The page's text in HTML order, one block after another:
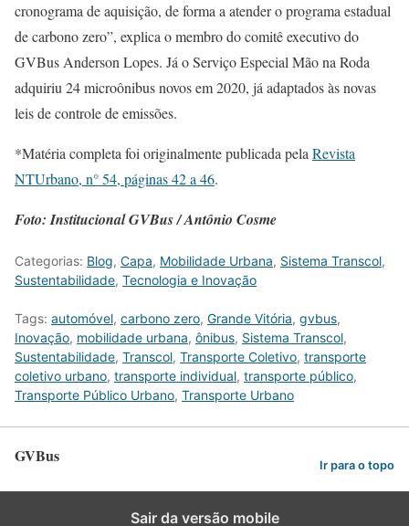
cronograma de aquisição, de forma a atender o programa estadual
de carbono zero”, explica o membro do comitê executivo do
GVBus Anderson Lopes. Já o Serviço Especial Mão na Roda
adquiriu 24 microônibus novos em 2020, já adaptados às novas
leis de controle de emissões.
*Matéria completa foi originalmente publicada pela Revista
NTUrbano, n° 54, páginas 42 a 46.
Foto: Institucional GVBus / Antônio Cosme
Categorias: Blog, Capa, Mobilidade Urbana, Sistema Transcol,
Sustentabilidade, Tecnologia e Inovação
Tags: automóvel, carbono zero, Grande Vitória, gvbus,
Inovação, mobilidade urbana, ônibus, Sistema Transcol,
Sustentabilidade, Transcol, Transporte Coletivo, transporte
coletivo urbano, transporte individual, transporte público,
Transporte Público Urbano, Transporte Urbano
GVBus Ir para o topo
Sair da versão mobile